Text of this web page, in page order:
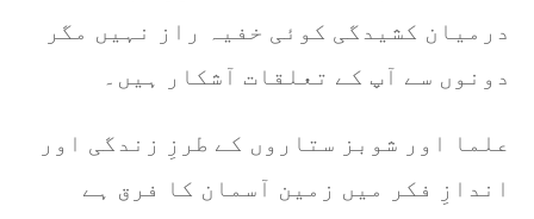
درمیان کشیدگی کوئی خفیہ راز نہیں مگر
دونوں سے آپ کے تعلقات آشکار ہیں۔
علما اور شوبز ستاروں کے طرزِ زندگی اور
اندازِ فکر میں زمین آسمان کا فرق ہے